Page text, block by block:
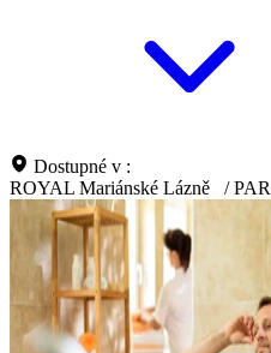
Dostupné v :
ROYAL Mariánské Lázně
/